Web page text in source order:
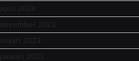
april 2024
november 2023
maart 2023
januari 2023